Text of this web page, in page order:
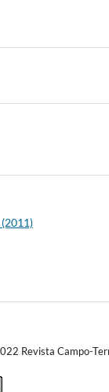
(2011)
Revista Campo-